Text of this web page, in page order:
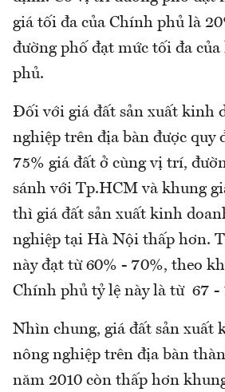
giá tối đa của Chính phủ là
đường phố đạt mức tối đa
phủ.
Đối với giá đất sản xuất kinh
nghiệp trên địa bàn được quy
75% giá đất ở cùng vị trí,
sánh với Tp.HCM và khung
thì giá đất sản xuất kinh
nghiệp tại Hà Nội thấp hơn.
này đạt từ 60% - 70%, theo
Chính phủ tỷ lệ này là từ 67 -
Nhìn chung, giá đất sản xuất
nông nghiệp trên địa bàn
năm 2010 còn thấp hơn